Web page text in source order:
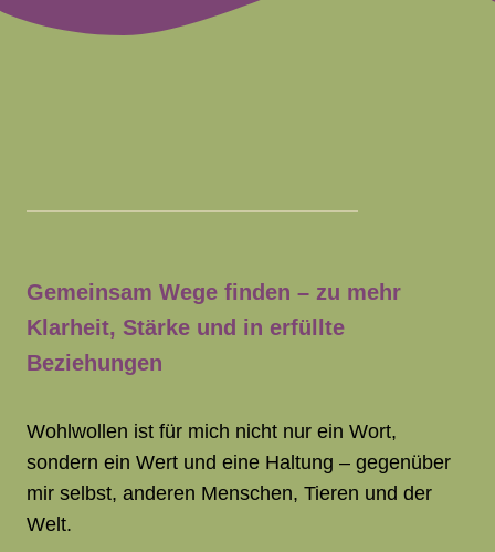
Gemeinsam Wege finden – zu mehr
Klarheit, Stärke und in erfüllte
Beziehungen
Wohlwollen ist für mich nicht nur ein Wort,
sondern ein Wert und eine Haltung – gegenüber
mir selbst, anderen Menschen, Tieren und der
Welt.